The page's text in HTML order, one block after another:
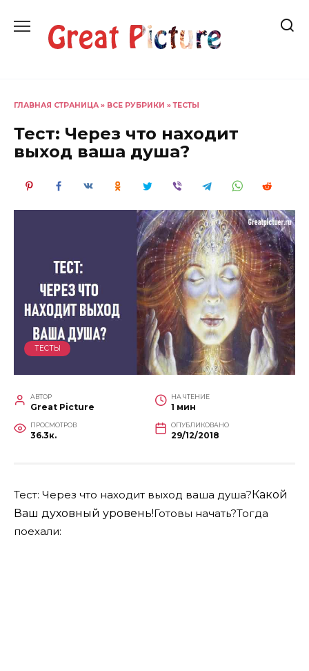
содержанию
ГЛАВНАЯ СТРАНИЦА » ВСЕ РУБРИКИ »ТЕСТЫ
Тест: Через что находит
выход ваша душа?
ТЕСТЫ
АВТОР
Great Picture
НА ЧТЕНИЕ
1 мин
ПРОСМОТРОВ
36.3к.
ОПУБЛИКОВАНО
29/12/2018
Тест: Через что находит выход ваша душа? Какой
Ваш духовный уровень!Готовы начать?Тогда
поехали: